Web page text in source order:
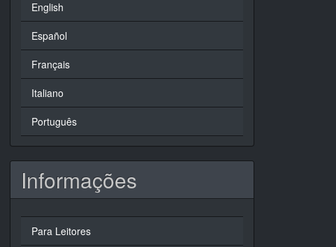
English
Español
Français
Italiano
Português
Informações
Para Leitores